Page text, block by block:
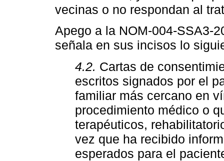
vecinas o no respondan al
Apego a la NOM-004-SSA3-
señala en sus incisos lo
4.2. Cartas de
escritos signados por el
familiar más cercano en
procedimiento médico o
terapéuticos,
vez que ha recibido
esperados para el